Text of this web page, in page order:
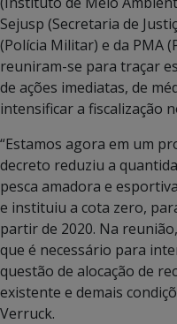
Sejusp (Secretaria de
(Polícia Militar) e da PMA
reuniram-se para traçar
de ações imediatas, de
intensificar a fiscalização
“Estamos agora em um
decreto reduziu a
pesca amadora e
e instituiu a cota zero,
partir de 2020. Na
que é necessário para
questão de alocação de
existente e demais
Verruck.